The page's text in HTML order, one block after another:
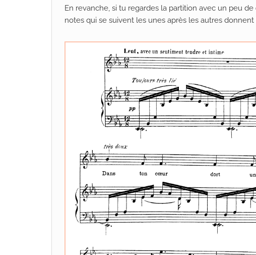
En revanche, si tu regardes la partition avec un peu
notes qui se suivent les unes après les autres